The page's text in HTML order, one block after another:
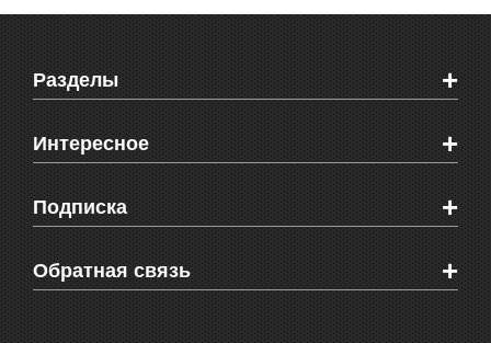
Разделы +
Новости Феодосии
Новости Крыма
Мировые новости
Объявления
Здоровье
СМС мнения читателей
Интересное +
Видео о Феодосии
Веб-камеры Феодосии
Блоги феодосийцев
Школы Феодосии
Подписка +
Печатная версия газеты "Кафа"
RSS
Обратная связь +
Рекламодателям